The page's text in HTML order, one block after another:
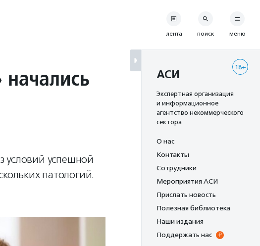
условий успешной
патологий.
лента поиск меню
18+
АСИ
Экспертная организация
и информационное
агентство некоммерческого
сектора
О нас
Контакты
Сотрудники
Мероприятия АСИ
Прислать новость
Полезная библиотека
Наши издания
Поддержать нас